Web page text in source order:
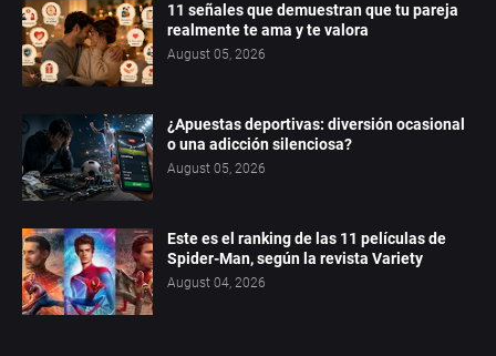
11 señales que demuestran que tu pareja
realmente te ama y te valora
August 05, 2026
¿Apuestas deportivas: diversión ocasional
o una adicción silenciosa?
August 05, 2026
Este es el ranking de las 11 películas de
Spider-Man, según la revista Variety
August 04, 2026